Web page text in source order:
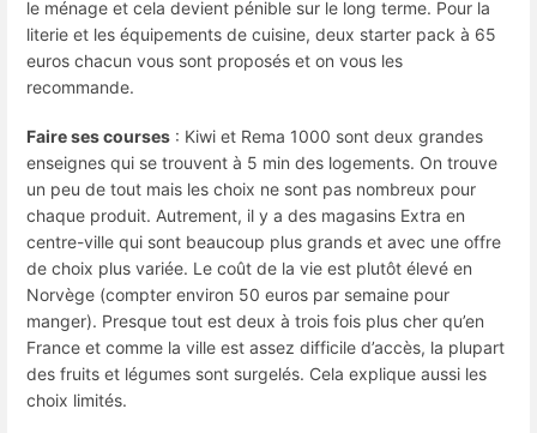
le ménage et cela devient pénible sur le long terme. Pour la
literie et les équipements de cuisine, deux starter pack à 65
euros chacun vous sont proposés et on vous les
recommande.
Faire ses courses : Kiwi et Rema 1000 sont deux grandes
enseignes qui se trouvent à 5 min des logements. On trouve
un peu de tout mais les choix ne sont pas nombreux pour
chaque produit. Autrement, il y a des magasins Extra en
centre-ville qui sont beaucoup plus grands et avec une offre
de choix plus variée. Le coût de la vie est plutôt élevé en
Norvège (compter environ 50 euros par semaine pour
manger). Presque tout est deux à trois fois plus cher qu’en
France et comme la ville est assez difficile d’accès, la plupart
des fruits et légumes sont surgelés. Cela explique aussi les
choix limités.